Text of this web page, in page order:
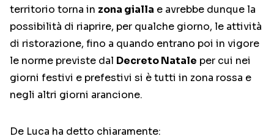
territorio torna in zona gialla e avrebbe dunque la
possibilità di riaprire, per qualche giorno, le attività
di ristorazione, fino a quando entrano poi in vigore
le norme previste dal Decreto Natale per cui nei
giorni festivi e prefestivi si è tutti in zona rossa e
negli altri giorni arancione.
De Luca ha detto chiaramente: